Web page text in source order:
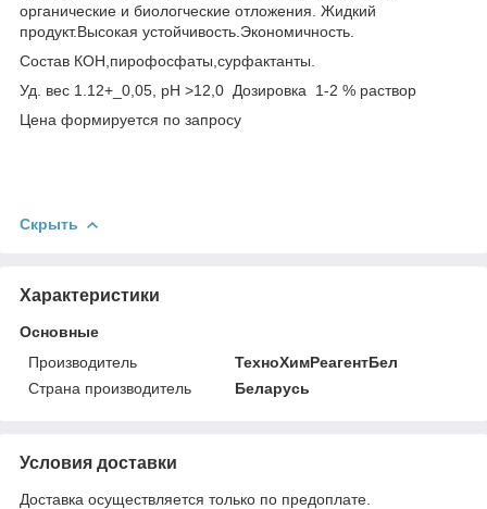
органические и биологческие отложения. Жидкий
продукт.Высокая устойчивость.Экономичность.
Состав КОН,пирофосфаты,сурфактанты.
Уд. вес 1.12+_0,05, рН >12,0 Дозировка 1-2 % раствор
Цена формируется по запросу
Скрыть
Характеристики
Основные
Производитель
ТехноХимРеагентБел
Страна производитель
Беларусь
Условия доставки
Доставка осуществляется только по предоплате.